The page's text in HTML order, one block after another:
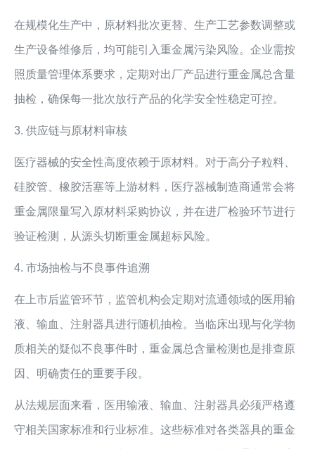
在规模化生产中，原材料批次更替、生产工艺参数调整或
生产设备维修后，均可能引入重金属污染风险。企业需按
照质量管理体系要求，定期对出厂产品进行重金属总含量
抽检，确保每一批次放行产品的化学安全性稳定可控。
3. 供应链与原材料审核
医疗器械的安全性高度依赖于原材料。对于高分子粒料、
硅胶管、橡胶活塞等上游材料，医疗器械制造商通常会将
重金属限量写入原材料采购协议，并在进厂检验环节进行
验证检测，从源头切断重金属超标风险。
4. 市场抽检与不良事件追溯
在上市后监管环节，监管机构会定期对流通领域的医用输
液、输血、注射器具进行随机抽检。当临床出现与化学物
质相关的疑似不良事件时，重金属总含量检测也是排查原
因、明确责任的重要手段。
从法规层面来看，医用输液、输血、注射器具必须严格遵
守相关国家标准和行业标准。这些标准对各类器具的重金